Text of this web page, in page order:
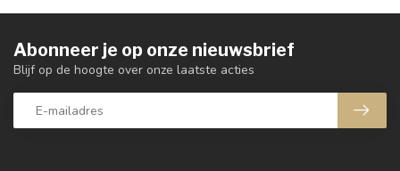
Abonneer je op onze nieuwsbrief
Blijf op de hoogte over onze laatste acties